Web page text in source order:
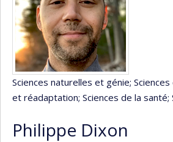
Sciences naturelles et génie;
et réadaptation; Sciences de la santé;
Philippe Dixon